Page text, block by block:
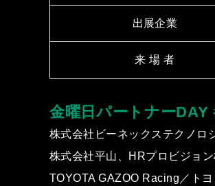
出展企業
来 場 者
⾦曜⽇パートナーDAY
株式会社ビーネックステクノロ
株式会社平⼭、HRプロビジョ
TOYOTA GAZOO Racing／ト